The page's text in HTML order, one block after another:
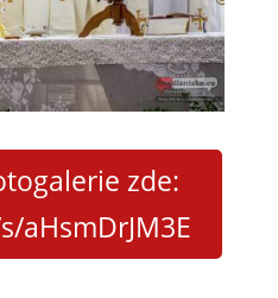
zde:
aHsmDrJM3E